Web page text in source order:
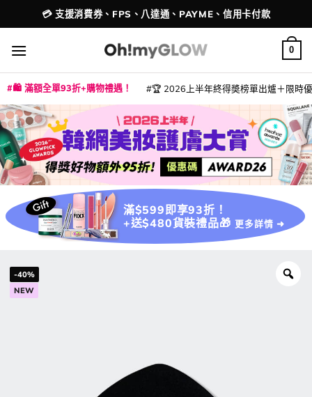
to
content
配送港澳
💳 支援消費券、FPS、八達通、PAYME、信用卡付款
0
🛍️ 滿額全單93折+購物禮遇！ 🏆 2026上半年終得奬榜單出爐＋限時
滿$599即享93折！
+送$480貨裝禮品🎁 更多詳情 ➜
-40%
NEW